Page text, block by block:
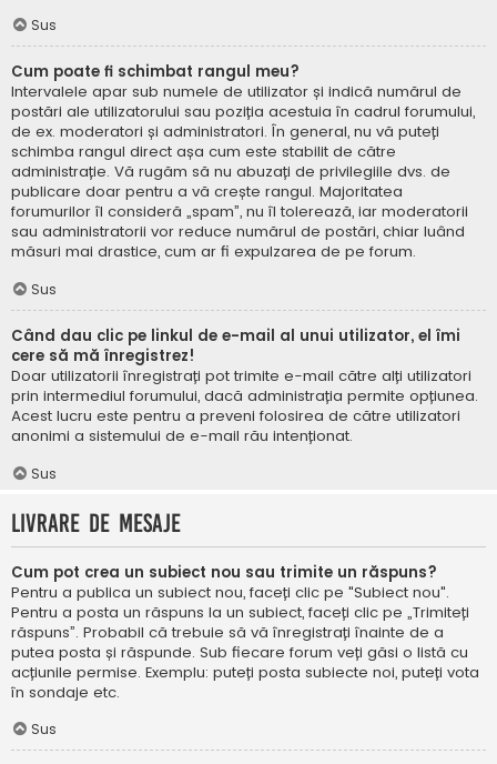
Sus
Cum poate fi schimbat rangul meu?
Intervalele apar sub numele de utilizator și indică numărul de
postări ale utilizatorului sau poziția acestuia în cadrul forumului,
de ex. moderatori și administratori. În general, nu vă puteți
schimba rangul direct așa cum este stabilit de către
administrație. Vă rugăm să nu abuzați de privilegiile dvs. de
publicare doar pentru a vă crește rangul. Majoritatea
forumurilor îl consideră „spam”, nu îl tolerează, iar moderatorii
sau administratorii vor reduce numărul de postări, chiar luând
măsuri mai drastice, cum ar fi expulzarea de pe forum.
Sus
Când dau clic pe linkul de e-mail al unui utilizator, el îmi
cere să mă înregistrez!
Doar utilizatorii înregistrați pot trimite e-mail către alți utilizatori
prin intermediul forumului, dacă administrația permite opțiunea.
Acest lucru este pentru a preveni folosirea de către utilizatori
anonimi a sistemului de e-mail rău intenționat.
Sus
Livrare de mesaje
Cum pot crea un subiect nou sau trimite un răspuns?
Pentru a publica un subiect nou, faceți clic pe "Subiect nou".
Pentru a posta un răspuns la un subiect, faceți clic pe „Trimiteți
răspuns”. Probabil că trebuie să vă înregistrați înainte de a
putea posta și răspunde. Sub fiecare forum veți găsi o listă cu
acțiunile permise. Exemplu: puteți posta subiecte noi, puteți vota
în sondaje etc.
Sus